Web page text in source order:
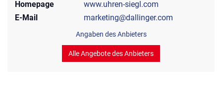
Homepage
www.uhren-siegl.com
E-Mail
marketing@dallinger.com
Angaben des Anbieters
Alle Angebote des Anbieters